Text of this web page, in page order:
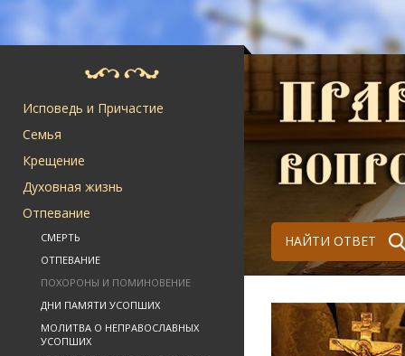
Исповедь и Причастие
Семья
Крещение
Духовная жизнь
Отпевание
СМЕРТЬ
ОТПЕВАНИЕ
ПОХОРОНЫ И ПОМИНОВЕНИЕ
ДНИ ПАМЯТИ УСОПШИХ
МОЛИТВА О НЕПРАВОСЛАВНЫХ
УСОПШИХ
НАЙТИ ОТВЕТ